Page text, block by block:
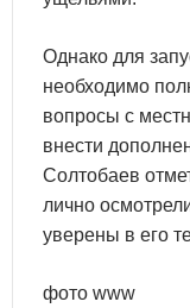
Однако для
необходимо
вопросы с
внести
Солтобаев
лично
уверены в его
фото www